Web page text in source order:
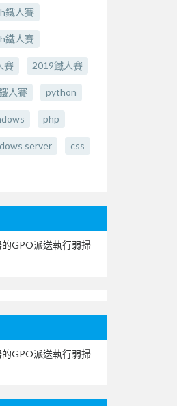
鐵人賽
鐵人賽
賽 2019鐵人賽
人賽 python
php
server css
GPO派送執行弱掃
GPO派送執行弱掃